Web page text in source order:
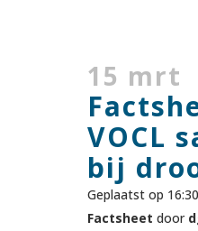
15 mrt
VOCL
bij
Geplaatst op
Factsheet door